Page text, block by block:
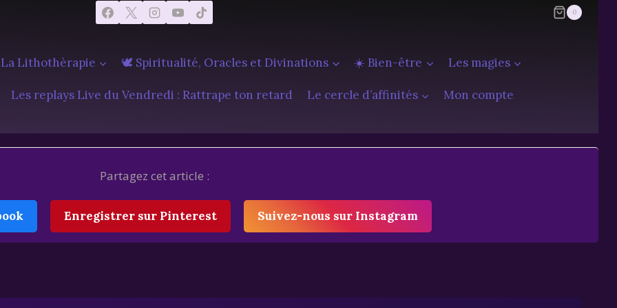
0
Lithothèrapie 🕊️ Spiritualité, Oracles et Divinations ☀️ Bien-être Les magies
Les replays Live du Vendredi : Rattrape ton retard Le cercle d’affinités Mon compte
Partagez cet article :
Enregistrer sur Pinterest Suivez-nous sur Instagram